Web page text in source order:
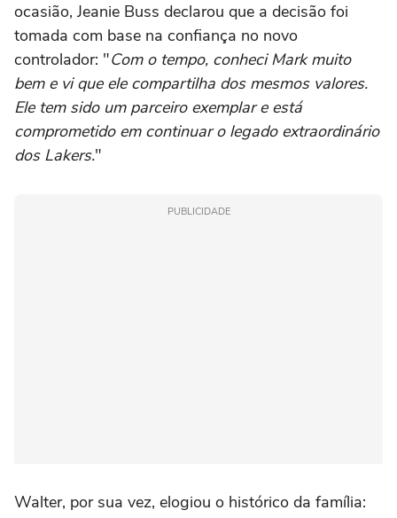
ocasião, Jeanie Buss declarou que a decisão foi
tomada com base na confiança no novo
controlador: "Com o tempo, conheci Mark muito
bem e vi que ele compartilha dos mesmos valores.
Ele tem sido um parceiro exemplar e está
comprometido em continuar o legado extraordinário
dos Lakers."
PUBLICIDADE
Walter, por sua vez, elogiou o histórico da família: